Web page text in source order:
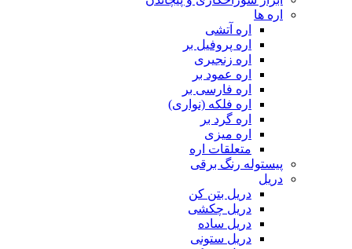
اره ها
اره آتشی
اره پروفیل بر
اره زنجیری
اره عمود بر
اره فارسی بر
اره فلکه (نواری)
اره گرد بر
اره میزی
متعلقات اره
پیستوله رنگ برقی
دریل
دریل بتن کن
دریل چکشی
دریل ساده
دریل ستونی